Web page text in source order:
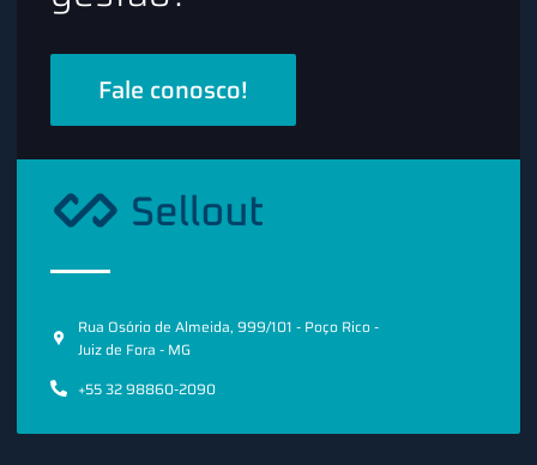
Fale conosco!
Rua Osório de Almeida, 999/101 - Poço Rico -
Juiz de Fora - MG
+55 32 98860-2090